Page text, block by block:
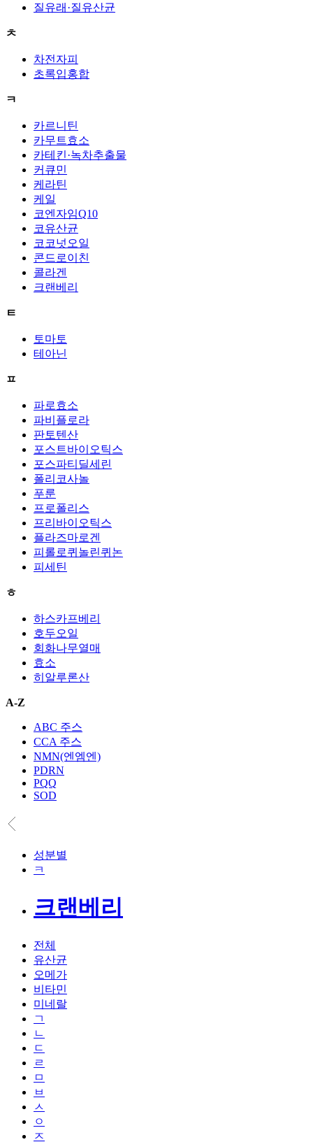
질유래·질유산균
ㅊ
차전자피
초록입홍합
ㅋ
카르니틴
카무트효소
카테킨·녹차추출물
커큐민
케라틴
케일
코엔자임Q10
코유산균
코코넛오일
콘드로이친
콜라겐
크랜베리
ㅌ
토마토
테아닌
ㅍ
파로효소
파비플로라
판토텐산
포스트바이오틱스
포스파티딜세린
폴리코사놀
푸룬
프로폴리스
프리바이오틱스
플라즈마로겐
피롤로퀴놀린퀴논
피세틴
ㅎ
하스카프베리
호두오일
회화나무열매
효소
히알루론산
A-Z
ABC 주스
CCA 주스
NMN(엔엠엔)
PDRN
PQQ
SOD
성분별
ㅋ
크랜베리
전체
유산균
오메가
비타민
미네랄
ㄱ
ㄴ
ㄷ
ㄹ
ㅁ
ㅂ
ㅅ
ㅇ
ㅈ